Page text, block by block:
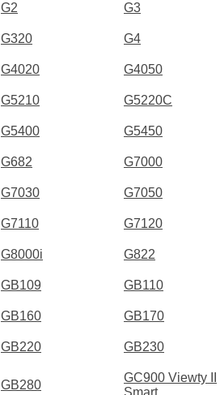
G2 G3
G320 G4
G4020 G4050
G5210 G5220C
G5400 G5450
G682 G7000
G7030 G7050
G7110 G7120
G8000i G822
GB109 GB110
GB160 GB170
GB220 GB230
GB280
GC900 Viewty II